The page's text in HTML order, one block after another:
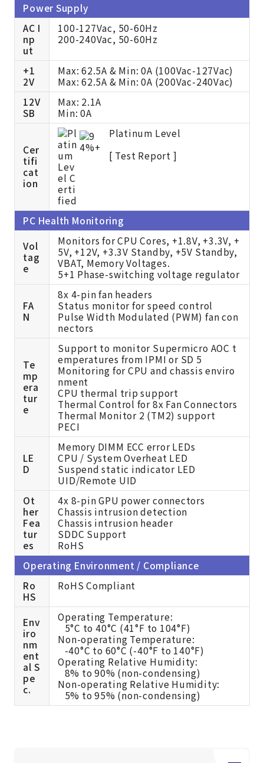
Power Supply
AC I
np
ut
100-127Vac, 50-60Hz
200-240Vac, 50-60Hz
+1
2V
Max: 62.5A & Min: 0A (100Vac-127Vac)
Max: 62.5A & Min: 0A (200Vac-240Vac)
12V
SB
Max: 2.1A
Min: 0A
Cer
tifi
cat
ion
Platinum Level
[ Test Report ]
PC Health Monitoring
Vol
tag
e
Monitors for CPU Cores, +1.8V, +3.3V, +
5V, +12V, +3.3V Standby, +5V Standby,
VBAT, Memory Voltages.
5+1 Phase-switching voltage regulator
FA
N
8x 4-pin fan headers
Status monitor for speed control
Pulse Width Modulated (PWM) fan con
nectors
Te
mp
era
tur
e
Support to monitor Supermicro AOC t
emperatures from IPMI or SD 5
Monitoring for CPU and chassis enviro
nment
CPU thermal trip support
Thermal Control for 8x Fan Connectors
Thermal Monitor 2 (TM2) support
PECI
LE
D
Memory DIMM ECC error LEDs
CPU / System Overheat LED
Suspend static indicator LED
UID/Remote UID
Ot
her
Fea
tur
es
4x 8-pin GPU power connectors
Chassis intrusion detection
Chassis intrusion header
SDDC Support
RoHS
Operating Environment / Compliance
Ro
HS
RoHS Compliant
Env
iro
nm
ent
al S
pe
c.
Operating Temperature:
5°C to 40°C (41°F to 104°F)
Non-operating Temperature:
-40°C to 60°C (-40°F to 140°F)
Operating Relative Humidity:
8% to 90% (non-condensing)
Non-operating Relative Humidity:
5% to 95% (non-condensing)